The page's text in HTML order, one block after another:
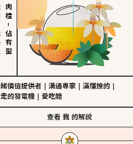
－
佔有型
價值提供者 溝通專家 滿懂撩的
的發電機
愛吃醋
查看 我 的解說